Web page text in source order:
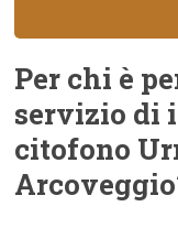
Per chi è
servizio di
citofono